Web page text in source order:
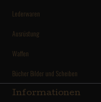
Lederwaren
Ausrüstung
Waffen
Bücher Bilder und Scheiben
Informationen